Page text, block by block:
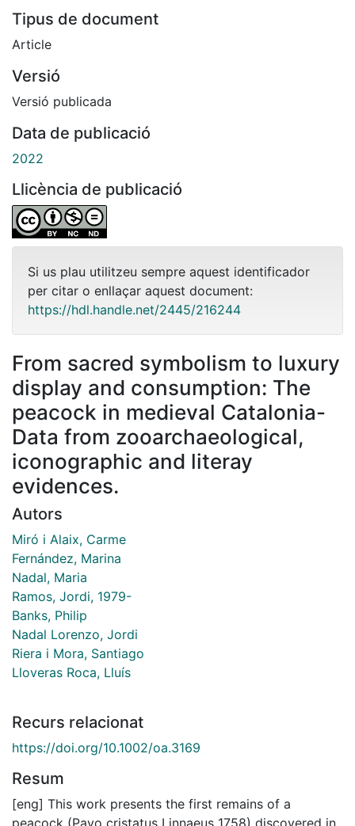
Tipus de document
Article
Versió
Versió publicada
Data de publicació
2022
Llicència de publicació
Si us plau utilitzeu sempre aquest identificador
per citar o enllaçar aquest document:
https://hdl.handle.net/2445/216244
From sacred symbolism to luxury
display and consumption: The
peacock in medieval Catalonia-
Data from zooarchaeological,
iconographic and literay
evidences.
Autors
Miró i Alaix, Carme
Fernández, Marina
Nadal, Maria
Ramos, Jordi, 1979-
Banks, Philip
Nadal Lorenzo, Jordi
Riera i Mora, Santiago
Lloveras Roca, Lluís
Recurs relacionat
https://doi.org/10.1002/oa.3169
Resum
[eng] This work presents the first remains of a
peacock (Pavo cristatus Linnaeus 1758) discovered in